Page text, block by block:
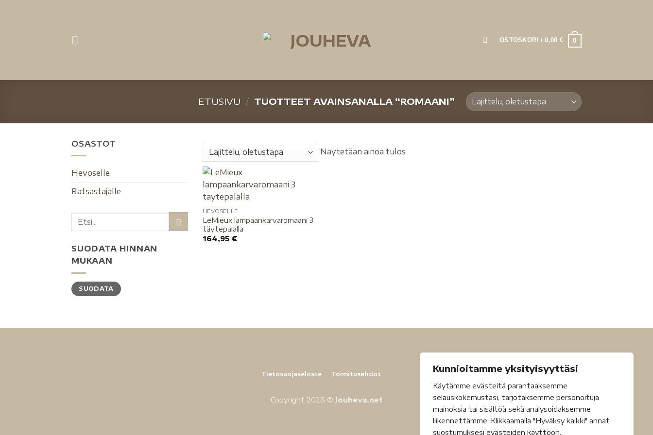
Kunnioitamme yksityisyyttäsi
Käytämme evästeitä parantaaksemme
selauskokemustasi, tarjotaksemme personoituja
mainoksia tai sisältöä sekä analysoidaksemme
liikennettämme. Klikkaamalla "Hyväksy kaikki" annat
suostumuksesi evästeiden käyttöön.
OSTOSKORI /0,00 € 0
ETUSIVU / TUOTTEET AVAINSANALLA “ROMAANI”
OSASTOT
Hevoselle
Ratsastajalle
SUODATA HINNAN
MUKAAN
SUODATA
Näytetään ainoa tulos
HEVOSELLE
LeMieux lampaankarvaromaani 3
täytepalalla
164,95 €
Tietosuojaseloste Toimitusehdot
Copyright 2026 © Jouheva.net